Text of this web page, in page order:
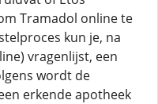
Tramadol online te
kun je, na
vragenlijst, een
wordt de
erkende apotheek